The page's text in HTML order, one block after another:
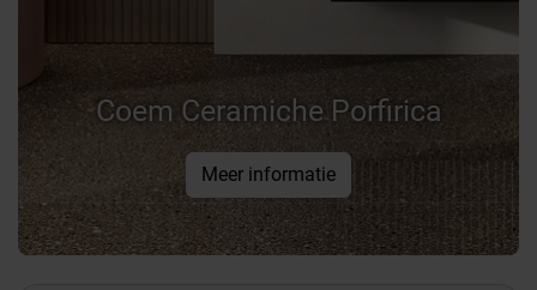
Coem Ceramiche Porfirica
Meer informatie